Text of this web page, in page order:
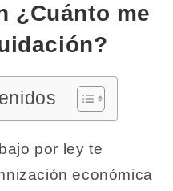
¿Cuánto me
por ley te
económica